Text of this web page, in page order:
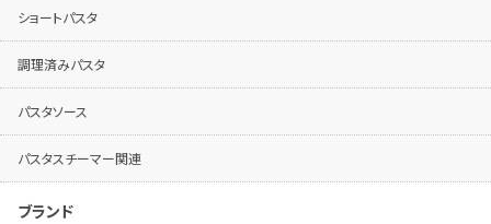
ショートパスタ
調理済みパスタ
パスタソース
パスタスチーマー関連
ブランド